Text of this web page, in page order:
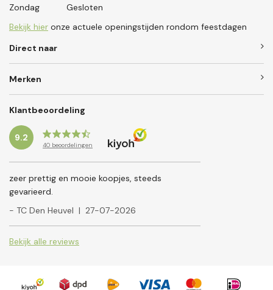
Zondag
Gesloten
Bekijk hier onze actuele openingstijden rondom feestdagen
Direct naar
Merken
Klantbeoordeling
9.2
40 beoordelingen
zeer prettig en mooie koopjes, steeds
gevarieerd.
- TC Den Heuvel | 27-07-2026
Bekijk alle reviews